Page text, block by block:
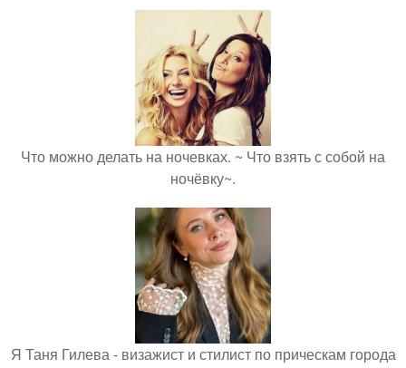
Что можно делать на ночевках. ~ Что взять с собой на
ночёвку~.
Я Таня Гилева - визажист и стилист по прическам города